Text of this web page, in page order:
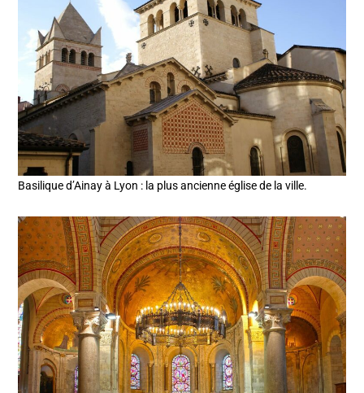
Basilique d’Ainay à Lyon : la plus ancienne église de la ville.